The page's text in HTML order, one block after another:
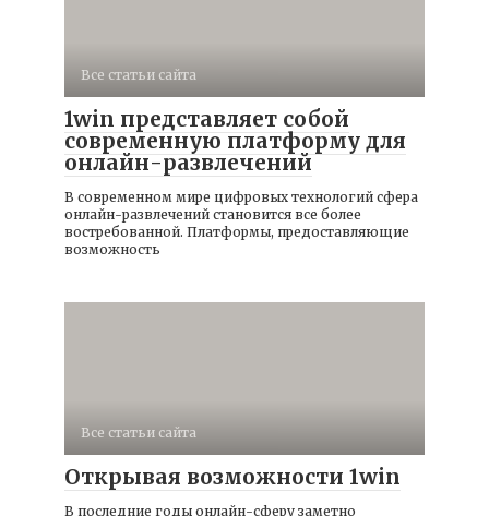
Все статьи сайта
1win представляет собой
современную платформу для
онлайн-развлечений
В современном мире цифровых технологий сфера
онлайн-развлечений становится все более
востребованной. Платформы, предоставляющие
возможность
Все статьи сайта
Открывая возможности 1win
В последние годы онлайн-сферу заметно